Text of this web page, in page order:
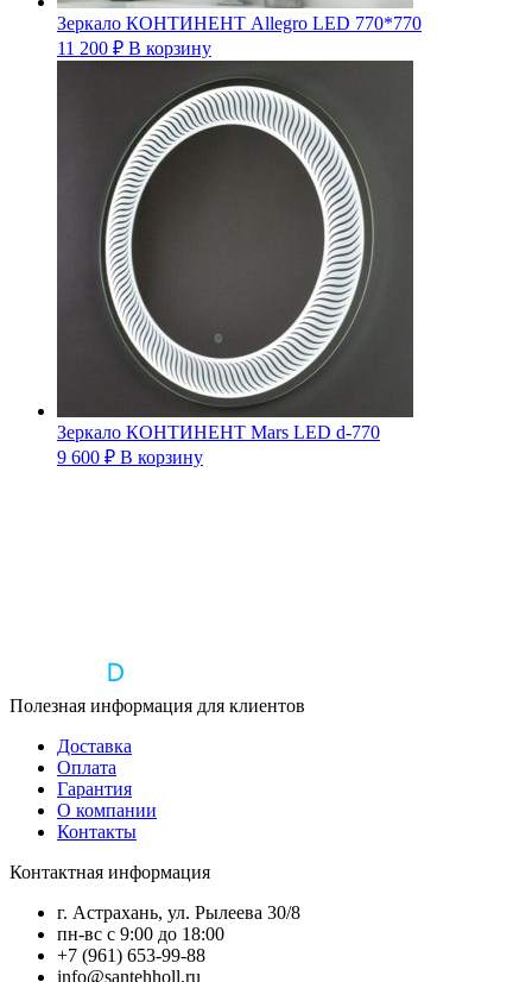
Зеркало КОНТИНЕНТ Allegro LED 770*770
11 200 ₽ В корзину
Зеркало КОНТИНЕНТ Mars LED d-770
9 600 ₽ В корзину
Полезная информация для клиентов
Доставка
Оплата
Гарантия
О компании
Контакты
Контактная информация
г. Астрахань, ул. Рылеева 30/8
пн-вс с 9:00 до 18:00
+7 (961) 653-99-88
info@santehholl.ru